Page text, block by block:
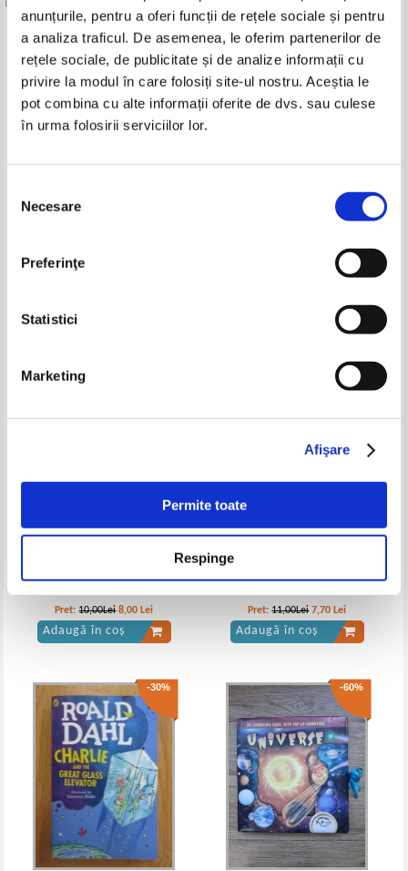
anunțurile, pentru a oferi funcții de rețele sociale și pentru
a analiza traficul. De asemenea, le oferim partenerilor de
rețele sociale, de publicitate și de analize informații cu
privire la modul în care folosiți site-ul nostru. Aceștia le
pot combina cu alte informații oferite de dvs. sau culese
în urma folosirii serviciilor lor.
consimțământului
Necesare
Preferinţe
Statistici
Marketing
Afişare
Permite toate
Respinge
Pret:
Lei
Jack London - Chemarea
strabunilor
Jack London - Chemarea
strabunilor
Produse din aceeasi categorie
Antologie de texte literare
Adaugă în coș
-30%
Herbert Seyfarth - Guitel, puiul
Lei
Pret:10,00Lei 8,00 Lei
Adaugă în coș
-30%
Pret:11,00Lei 7,70 Lei
Adaugă în coș
-30% -60%